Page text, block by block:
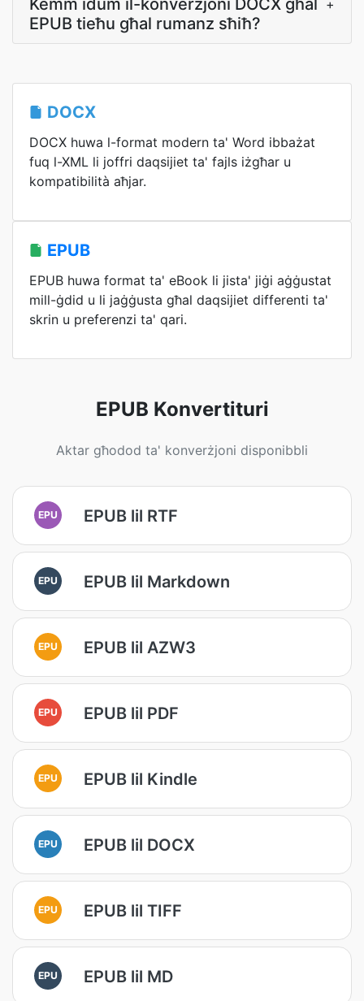
Kemm idum il-konverżjoni DOCX għal
EPUB tieħu għal rumanz sħiħ?
+
DOCX
DOCX huwa l-format modern ta' Word ibbażat
fuq l-XML li joffri daqsijiet ta' fajls iżgħar u
kompatibilità aħjar.
EPUB
EPUB huwa format ta' eBook li jista' jiġi aġġustat
mill-ġdid u li jaġġusta għal daqsijiet differenti ta'
skrin u preferenzi ta' qari.
EPUB Konvertituri
Aktar għodod ta' konverżjoni disponibbli
EPU EPUB lil RTF
EPU EPUB lil Markdown
EPU EPUB lil AZW3
EPU EPUB lil PDF
EPU EPUB lil Kindle
EPU EPUB lil DOCX
EPU EPUB lil TIFF
EPU EPUB lil MD